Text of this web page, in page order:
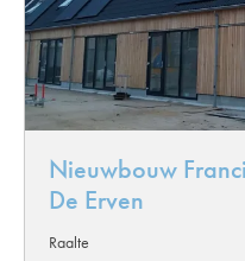
Nieuwbouw
De Erven
Raalte